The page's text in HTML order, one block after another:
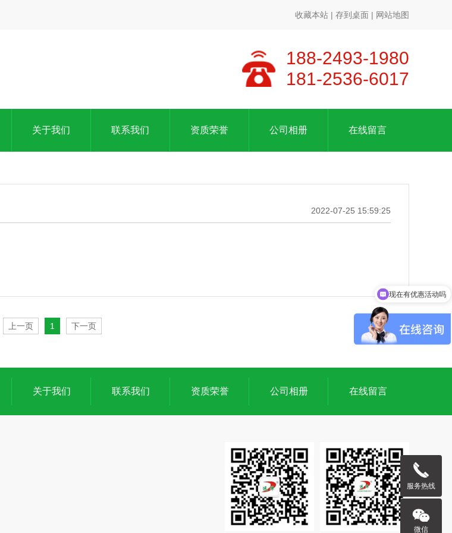
收藏本站 | 存到桌面 | 网站地图
188-2493-1980
181-2536-6017
关于我们 联系我们 资质荣誉 公司相册 在线留言
2022-07-25 15:59:25
上一页 1 下一页
关于我们 联系我们 资质荣誉 公司相册 在线留言
服务热线
微信
现在有优惠活动吗